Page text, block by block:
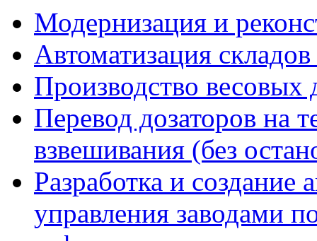
Модернизация и
Автоматизация
Производство весовых
Перевод дозаторов на
взвешивания (без
Разработка и создание
управления заводами